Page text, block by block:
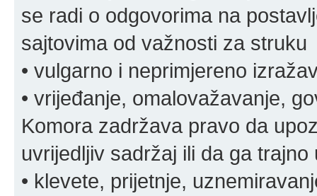
se radi o odgovorima na
sajtovima od važnosti za struku
• vulgarno i neprimjereno
• vrijeđanje, omalovažavanje,
Komora zadržava pravo da
uvrijedljiv sadržaj ili da ga trajno
• klevete, prijetnje,